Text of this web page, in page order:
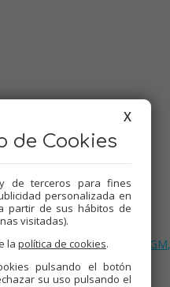
25 minutos
4
,Recetas para olla GM,
X
de Cookies
de terceros para fines
personalizada en
partir de sus hábitos de
visitadas).
la política de cookies.
pulsando el botón
su uso pulsando el